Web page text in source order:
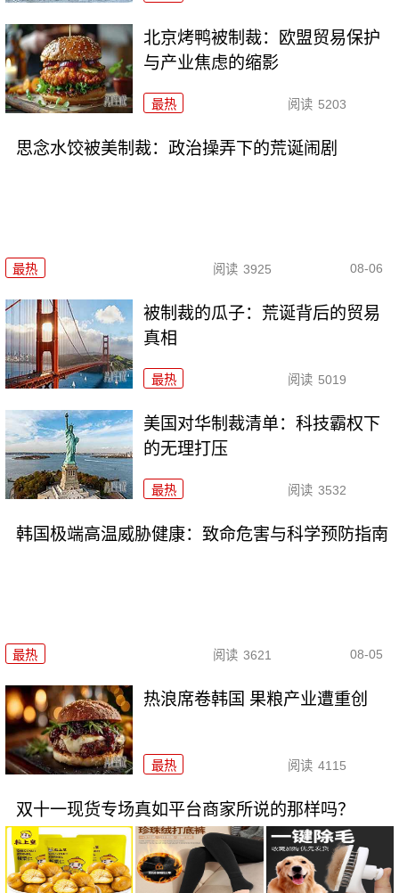
北京烤鸭被制裁：欧盟贸易保护
与产业焦虑的缩影
最热 阅读 5203
思念水饺被美制裁：政治操弄下的荒诞闹剧
最热 阅读 3925 08-06
被制裁的瓜子：荒诞背后的贸易
真相
最热 阅读 5019
美国对华制裁清单：科技霸权下
的无理打压
最热 阅读 3532
韩国极端高温威胁健康：致命危害与科学预防指南
最热 阅读 3621 08-05
热浪席卷韩国 果粮产业遭重创
最热 阅读 4115
双十一现货专场真如平台商家所说的那样吗？